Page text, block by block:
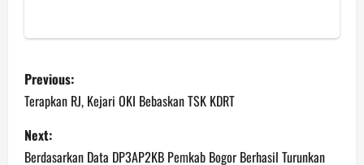
P
o
s
Previous:
Terapkan RJ, Kejari OKI Bebaskan TSK KDRT
Next:
Berdasarkan Data DP3AP2KB Pemkab Bogor Berhasil Turunkan